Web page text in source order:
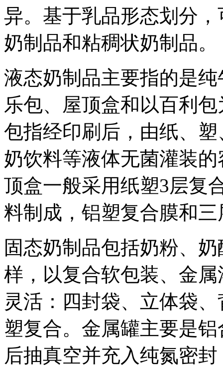
异。基于乳品形态划分
奶制品和粘稠状奶制品。
液态奶制品主要指的是
乐包、屋顶盒和以百利
包指经印刷后，由纸、
奶饮料等液体无菌灌装
顶盒一般采用纸塑3层复
料制成，铝塑复合膜和
固态奶制品包括奶粉、
样，以复合软包装、金
灵活：四封袋、立体袋
塑复合。金属罐主要是
后抽真空并充入纯氮密